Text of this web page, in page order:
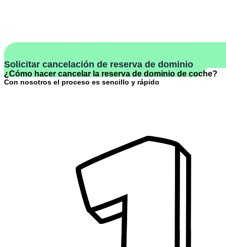
Solicitar cancelación de reserva de dominio
¿Cómo hacer cancelar la reserva de dominio de coche?
Con nosotros el proceso es sencillo y rápido